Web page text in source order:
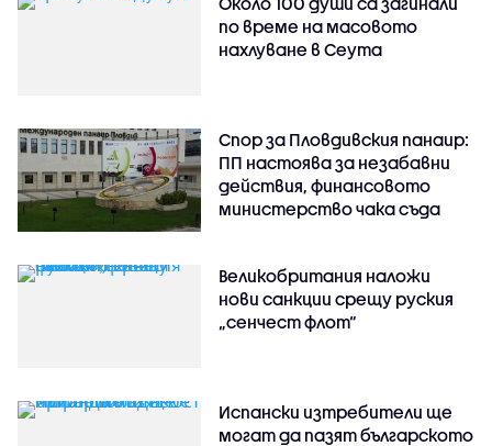
по време на масовото
нахлуване в Сеута
Спор за Пловдивския панаир:
ПП настоява за незабавни
действия, финансовото
министерство чака съда
Великобритания наложи
нови санкции срещу руския
„сенчест флот“
Испански изтребители ще
могат да пазят българското